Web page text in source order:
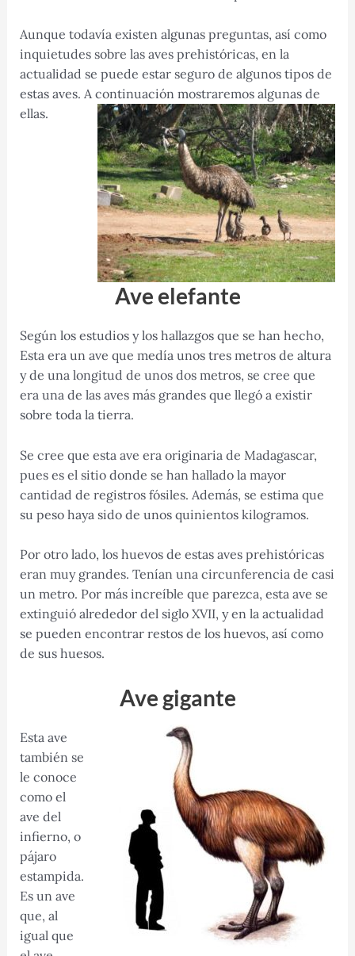
Aunque todavía existen algunas preguntas, así como
inquietudes sobre las aves prehistóricas, en la
actualidad se puede estar seguro de algunos tipos de
estas aves. A continuación mostraremos algunas de
ellas.
Ave elefante
Según los estudios y los hallazgos que se han hecho,
Esta era un ave que medía unos tres metros de altura
y de una longitud de unos dos metros, se cree que
era una de las aves más grandes que llegó a existir
sobre toda la tierra.
Se cree que esta ave era originaria de Madagascar,
pues es el sitio donde se han hallado la mayor
cantidad de registros fósiles. Además, se estima que
su peso haya sido de unos quinientos kilogramos.
Por otro lado, los huevos de estas aves prehistóricas
eran muy grandes. Tenían una circunferencia de casi
un metro. Por más increíble que parezca, esta ave se
extinguió alrededor del siglo XVII, y en la actualidad
se pueden encontrar restos de los huevos, así como
de sus huesos.
Ave gigante
Esta ave
también se
le conoce
como el
ave del
infierno, o
pájaro
estampida.
Es un ave
que, al
igual que